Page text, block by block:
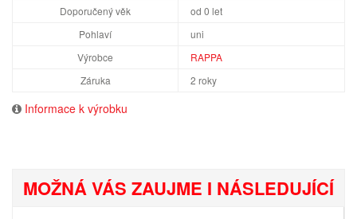
Doporučený věk
od 0 let
Pohlaví
uni
Výrobce
RAPPA
Záruka
2 roky
Informace k výrobku
MOŽNÁ VÁS ZAUJME I NÁSLEDUJÍCÍ